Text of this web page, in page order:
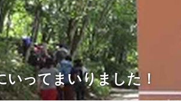
いってまいりました！